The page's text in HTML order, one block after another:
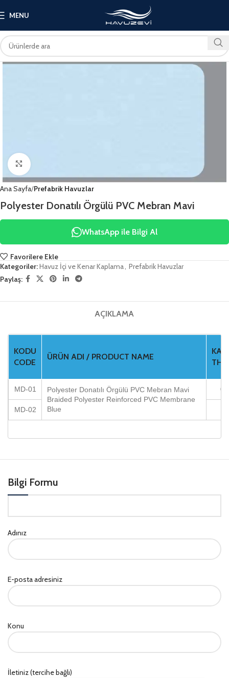
MENU
Click to enlarge
Ana Sayfa Prefabrik Havuzlar
Polyester Donatılı Örgülü PVC Mebran Mavi
WhatsApp ile Bilgi Al
Favorilere Ekle
Kategoriler:Havuz İçi ve Kenar Kaplama, Prefabrik Havuzlar
Paylaş:
AÇIKLAMA
KODU
CODE
ÜRÜN ADI / PRODUCT NAME
MD-01
Polyester Donatılı Örgülü PVC Mebran Mavi
Braided Polyester Reinforced PVC Membrane
Blue
MD-02
Bilgi Formu
Adınız
E-posta adresiniz
Konu
İletiniz (tercihe bağlı)